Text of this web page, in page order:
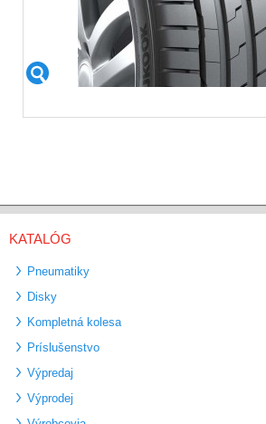
KATALÓG
Pneumatiky
Disky
Kompletná kolesa
Príslušenstvo
Výpredaj
Výprodej